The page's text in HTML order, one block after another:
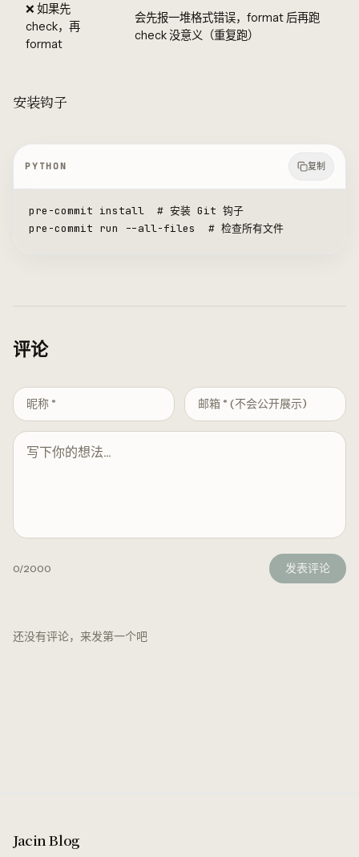
❌ 如果先
check，再
format
会先报一堆格式错误，format 后再跑
check 没意义（重复跑）
安装钩子
PYTHON 复制
pre -commit install # 安装 Git 钩子
pre -commit run --all-files # 检查所有文件
评论
0/2000 发表评论
还没有评论，来发第一个吧
Jacin Blog